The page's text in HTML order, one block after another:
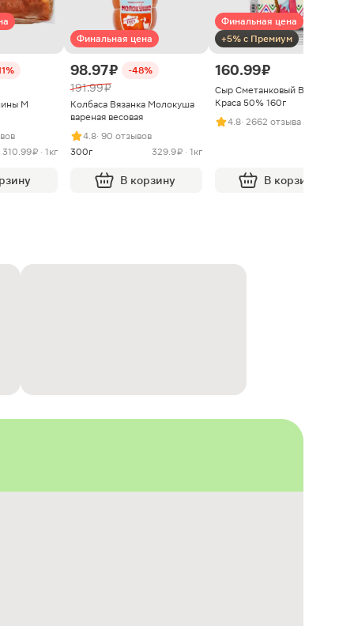
М
310.99 ₽ · 1кг
Финальная цена
98.97 ₽ -48%
191.99 ₽
Колбаса Вязанка Молокуша
вареная весовая
4.8· 90 отзывов
300г
329.9 ₽ · 1кг
В корзину
Финальная цена
+5% с Премиум
160.99 ₽
Сыр Сметанковый Варвара
Краса 50% 160г
4.8· 2662 отзыва
В корзину